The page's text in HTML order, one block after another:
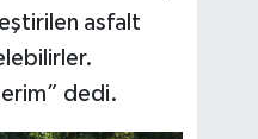
asfalt
dedi.